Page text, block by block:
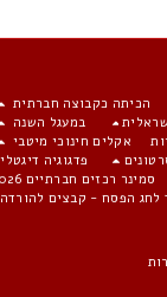
הכיתה כקבוצה חברתית
במעגל השנה
אקלים חינוכי מיטבי
פדגוגיה דיגטלית
סמינר רכזים חברתיים 2026
הפסח - קבצים להורדה